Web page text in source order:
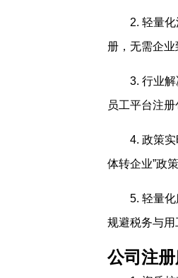
2. 轻量
册，无需企业
3. 行业
员工平台注
4. 政策
体转企业”政
5. 轻量
规避税务与用
公司注